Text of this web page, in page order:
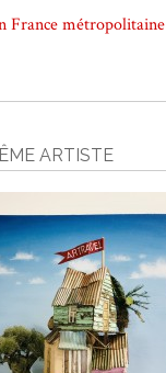
France métropolitaine
ARTISTE